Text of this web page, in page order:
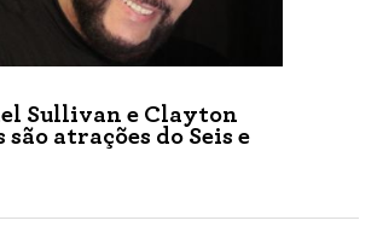
Sullivan e Clayton
são atrações do Seis e